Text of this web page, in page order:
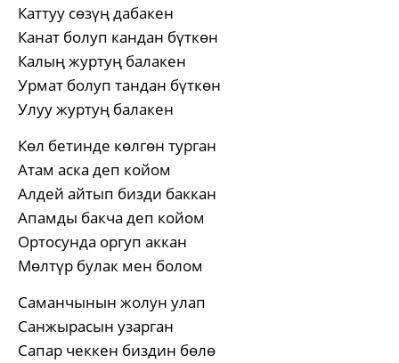
Каттуу сөзүң дабакен
Канат болуп кандан бүткөн
Калың журтуң балакен
Урмат болуп тандан бүткөн
Улуу журтуң балакен
Көл бетинде көлгөн турган
Атам аска деп койом
Алдей айтып бизди баккан
Апамды бакча деп койом
Ортосунда оргуп аккан
Мөлтүр булак мен болом
Саманчынын жолун улап
Санжырасын узарган
Сапар чеккен биздин бөлө